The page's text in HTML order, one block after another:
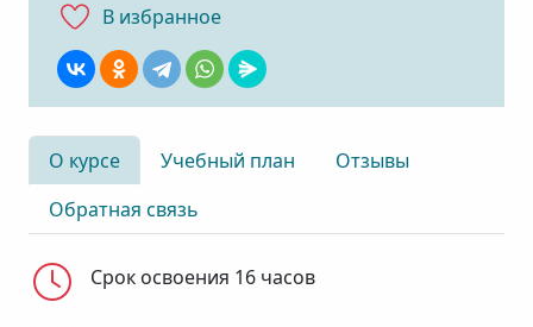
В избранноe
О курсе Учебный план
Отзывы
Обратная связь
Срок освоения 16 часов